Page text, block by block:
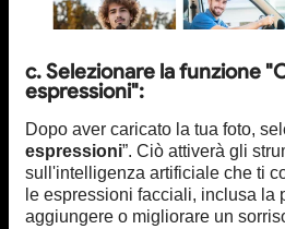
c. Selezionare la funzione
espressioni":
Dopo aver caricato la tua foto,
espressioni”. Ciò attiverà gli
sull'intelligenza artificiale che ti
le espressioni facciali, inclusa la
aggiungere o migliorare un